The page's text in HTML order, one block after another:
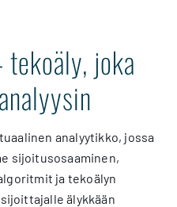
tekoäly, joka
analyytikko, jossa
sijoitusosaaminen,
ja tekoälyn
älykkään